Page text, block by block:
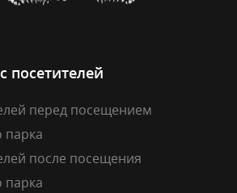
посетителей
перед посещением
парка
после посещения
парка